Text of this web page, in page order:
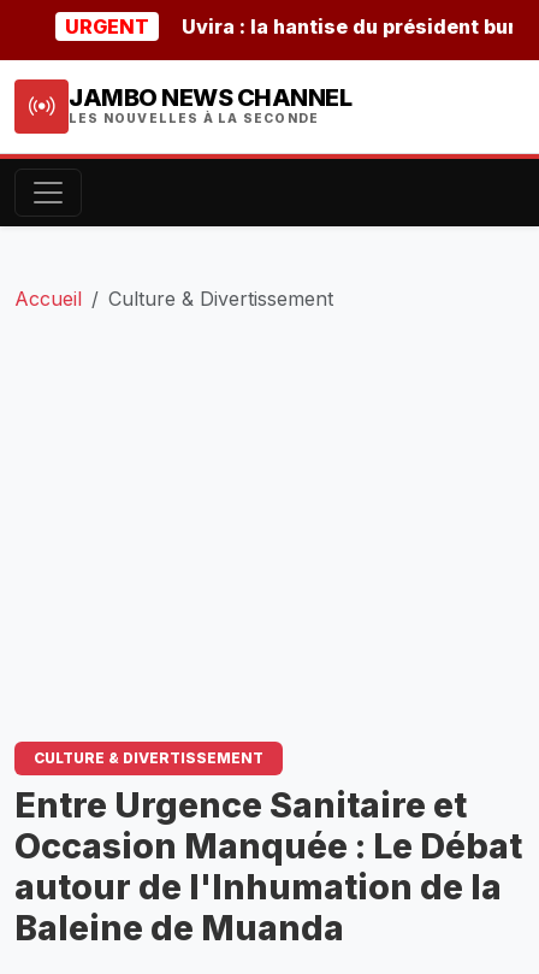
URGENT Uvira : la hantise du président burundais
JAMBO NEWS CHANNEL
LES NOUVELLES À LA SECONDE
Accueil Culture & Divertissement
CULTURE & DIVERTISSEMENT
Entre Urgence Sanitaire et
Occasion Manquée : Le Débat
autour de l'Inhumation de la
Baleine de Muanda